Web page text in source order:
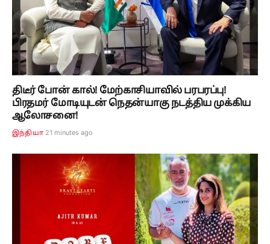
திடீர் போன் கால்! மேற்காசியாவில் பரபரப்பு!
பிரதமர் மோடியுடன் நெதன்யாகு நடத்திய முக்கிய
ஆலோசனை!
இந்தியா 21 minutes ago